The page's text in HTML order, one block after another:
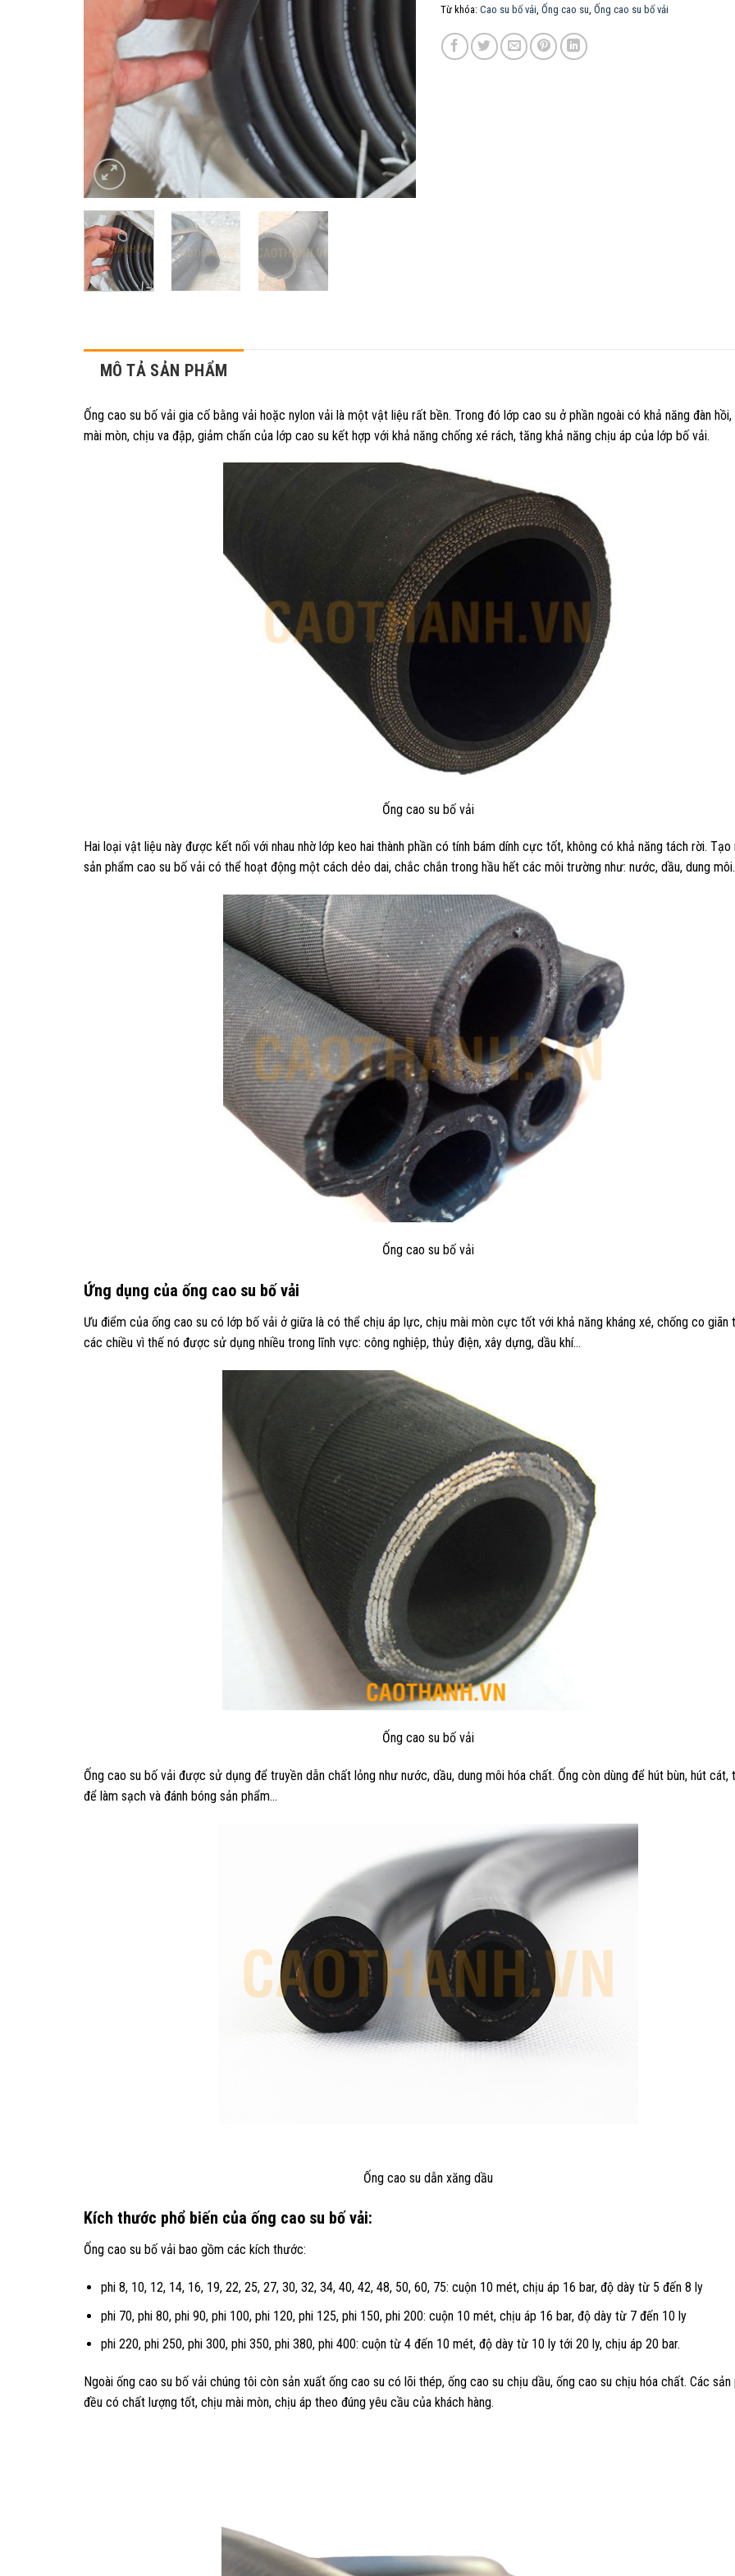
Từ khóa: Cao su bố vải, Ống cao su, Ống cao su bố vải
MÔ TẢ SẢN PHẨM
Ống cao su bố vải gia cố bằng vải hoặc nylon vải là một vật liệu rất bền. Trong đó lớp cao su ở phần ngoài có khả năng đàn
mài mòn, chịu va đập, giảm chấn của lớp cao su kết hợp với khả năng chống xé rách, tăng khả năng chịu áp của lớp bố vải.
Ống cao su bố vải
Hai loại vật liệu này được kết nối với nhau nhờ lớp keo hai thành phần có tính bám dính cực tốt, không có khả năng tách rời. Tạo
sản phẩm cao su bố vải có thể hoạt động một cách dẻo dai, chắc chắn trong hầu hết các môi trường như: nước, dầu, dung môi.
Ống cao su bố vải
Ứng dụng của ống cao su bố vải
Ưu điểm của ống cao su có lớp bố vải ở giữa là có thể chịu áp lực, chịu mài mòn cực tốt với khả năng kháng xé, chống co giãn
các chiều vì thế nó được sử dụng nhiều trong lĩnh vực: công nghiệp, thủy điện, xây dựng, dầu khí…
Ống cao su bố vải
Ống cao su bố vải được sử dụng để truyền dẫn chất lỏng như nước, dầu, dung môi hóa chất. Ống còn dùng để hút bùn, hút cát,
để làm sạch và đánh bóng sản phẩm…
Ống cao su dẫn xăng dầu
Kích thước phổ biến của ống cao su bố vải:
Ống cao su bố vải bao gồm các kích thước:
phi 8, 10, 12, 14, 16, 19, 22, 25, 27, 30, 32, 34, 40, 42, 48, 50, 60, 75: cuộn 10 mét, chịu áp 16 bar, độ dày từ 5 đến 8 ly
phi 70, phi 80, phi 90, phi 100, phi 120, phi 125, phi 150, phi 200: cuộn 10 mét, chịu áp 16 bar, độ dày từ 7 đến 10 ly
phi 220, phi 250, phi 300, phi 350, phi 380, phi 400: cuộn từ 4 đến 10 mét, độ dày từ 10 ly tới 20 ly, chịu áp 20 bar.
Ngoài ống cao su bố vải chúng tôi còn sản xuất ống cao su có lõi thép, ống cao su chịu dầu, ống cao su chịu hóa chất. Các sản
đều có chất lượng tốt, chịu mài mòn, chịu áp theo đúng yêu cầu của khách hàng.